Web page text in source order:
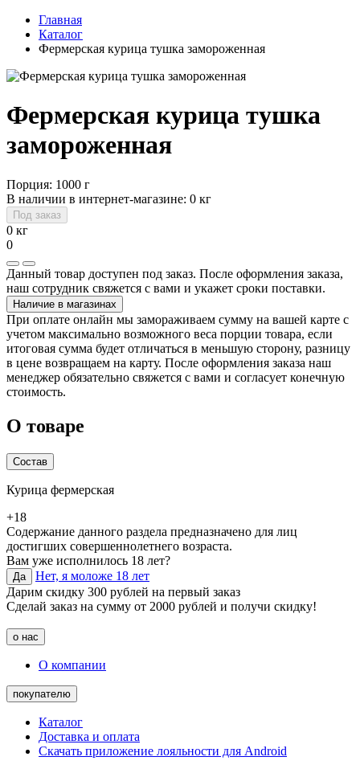
Главная
Каталог
Фермерская курица тушка замороженная
Фермерская курица тушка
замороженная
Порция: 1000 г
В наличии в интернет-магазине: 0 кг
Под заказ
0 кг
0
Данный товар доступен под заказ. После оформления заказа,
наш сотрудник свяжется с вами и укажет сроки поставки.
Наличие в магазинах
При оплате онлайн мы замораживаем сумму на вашей карте с
учетом максимально возможного веса порции товара, если
итоговая сумма будет отличаться в меньшую сторону, разницу
в цене возвращаем на карту. После оформления заказа наш
менеджер обязательно свяжется с вами и согласует конечную
стоимость.
О товаре
Состав
Курица фермерская
+18
Содержание данного раздела предназначено для лиц
достигших совершеннолетнего возраста.
Вам уже исполнилось 18 лет?
Да
Нет, я моложе 18 лет
Дарим скидку 300 рублей на первый заказ
Сделай заказ на сумму от 2000 рублей и получи скидку!
о нас
О компании
покупателю
Каталог
Доставка и оплата
Скачать приложение лояльности для Android